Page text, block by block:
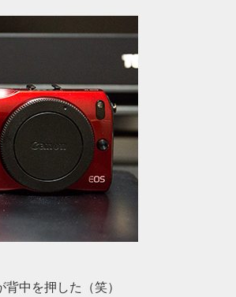
背中を押した（笑）